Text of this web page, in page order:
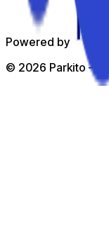
Powered by
© 2026 Parkito —